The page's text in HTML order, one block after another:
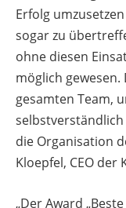
Erfolg
sogar zu
ohne diesen
möglich
gesamten Team,
die Organisation
Kloepfel, CEO der
„Der Award